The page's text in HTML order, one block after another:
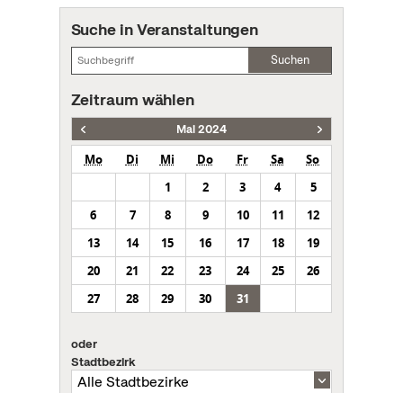
Suche in Veranstaltungen
Suchen
Zeitraum wählen
Mai 2024
Mo Di Mi Do Fr Sa
So
1
2 3 4
5
6
7 8 9 10 11
12
13
14 15 16 17 18
19
20
21 22 23 24 25
26
27
28 29 30 31
oder
Stadtbezirk